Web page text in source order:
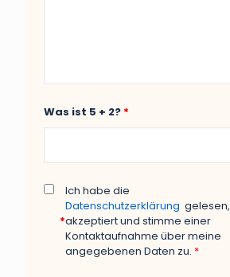
Was ist 5 + 2? *
*
Ich habe die
Datenschutzerklärung gelesen,
akzeptiert und stimme einer
Kontaktaufnahme über meine
angegebenen Daten zu. *